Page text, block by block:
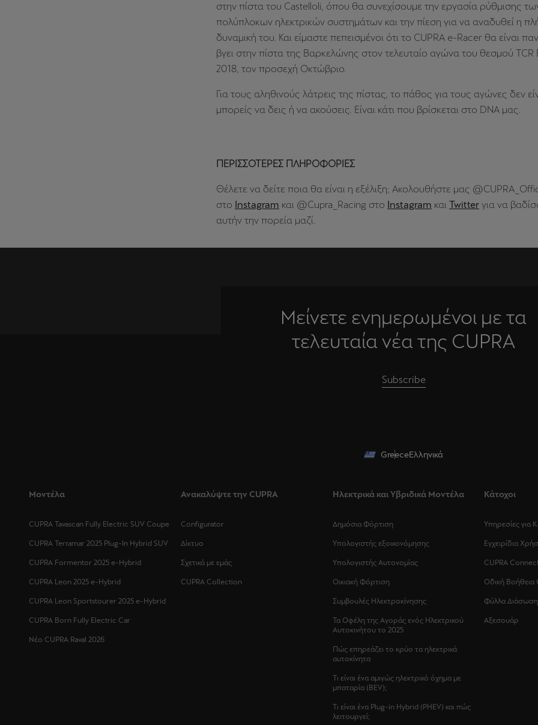
στην πίστα του Castelloli, όπου θα συνεχίσουμε την εργασία ρύθμισης
πολύπλοκων ηλεκτρικών συστημάτων και την πίεση για να αναδυθεί η
δυναμική του. Και είμαστε πεπεισμένοι ότι το CUPRA e-Racer θα είναι
βγει στην πίστα της Βαρκελώνης στον τελευταίο αγώνα του θεσμού
2018, τον προσεχή Οκτώβριο.
Για τους αληθινούς λάτρεις της πίστας, το πάθος για τους αγώνες δεν
μπορείς να δεις ή να ακούσεις. Είναι κάτι που βρίσκεται στο DNA μας.
ΠΕΡΙΣΣΟΤΕΡΕΣ ΠΛΗΡΟΦΟΡΙΕΣ
Θέλετε να δείτε ποια θα είναι η εξέλιξη; Ακολουθήστε μας
στο Instagram και @Cupra_Racing στο Instagram και Twitter για να
αυτήν την πορεία μαζί.
Μείνετε ενημερωμένοι με τα
τελευταία νέα της CUPRA
Subscribe
GreeceΕλληνικά
Μοντέλα
CUPRA Tavascan Fully Electric SUV Coupe
CUPRA Terramar 2025 Plug-In Hybrid SUV
CUPRA Formentor 2025 e-Hybrid
CUPRA Leon 2025 e-Hybrid
CUPRA Leon Sportstourer 2025 e-Hybrid
CUPRA Born Fully Electric Car
Νέο CUPRA Raval 2026
Ανακαλύψτε την CUPRA
Configurator
Δίκτυο
Σχετικά με εμάς
CUPRA Collection
Ηλεκτρικά και Υβριδικά Μοντέλα
Δημόσια Φόρτιση
Υπολογιστής εξοικονόμησης
Υπολογιστής Αυτονομίας
Οικιακή Φόρτιση
Συμβουλές Ηλεκτροκίνησης
Τα Οφέλη της Αγοράς ενός Ηλεκτρικού
Αυτοκινήτου το 2025
Πώς επηρεάζει το κρύο τα ηλεκτρικά
αυτοκίνητα
Τι είναι ένα αμιγώς ηλεκτρικό όχημα με
μπαταρία (BEV);
Τι είναι ένα Plug-in Hybrid (PHEV) και πώς
λειτουργεί;
Κάτοχοι
Υπηρεσίες για
Εγχειρίδια
CUPRA
Οδική Βοήθεια
Φύλλα
Αξεσουάρ